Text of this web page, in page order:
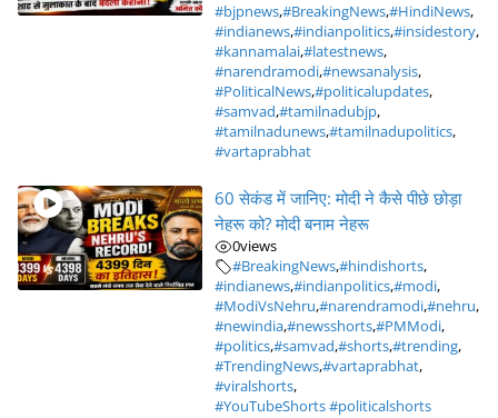
#bjpnews,#BreakingNews,#HindiNews,
#indianews,#indianpolitics,#insidestory,
#kannamalai,#latestnews,
#narendramodi,#newsanalysis,
#PoliticalNews,#politicalupdates,
#samvad,#tamilnadubjp,
#tamilnadunews,#tamilnadupolitics,
#vartaprabhat
60 सेकंड में जानिए: मोदी ने कैसे पीछे छोड़ा
नेहरू को? मोदी बनाम नेहरू
0views
#BreakingNews,#hindishorts,
#indianews,#indianpolitics,#modi,
#ModiVsNehru,#narendramodi,#nehru,
#newindia,#newsshorts,#PMModi,
#politics,#samvad,#shorts,#trending,
#TrendingNews,#vartaprabhat,
#viralshorts,
#YouTubeShorts #politicalshorts